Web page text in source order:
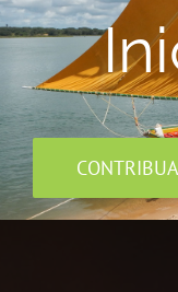
CONTRIBUA